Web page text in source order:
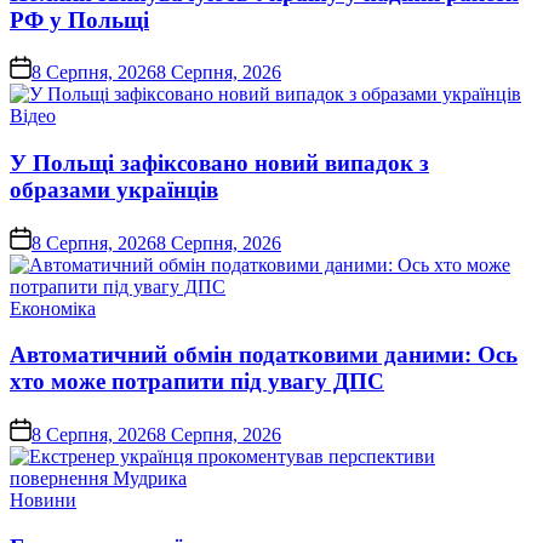
РФ у Польщі
on8 Серпня, 20268 Серпня, 2026
Опублікувати
Відео
У Польщі зафіксовано новий випадок з
образами українців
on8 Серпня, 20268 Серпня, 2026
Опублікувати
Економіка
Автоматичний обмін податковими даними: Ось
хто може потрапити під увагу ДПС
on8 Серпня, 20268 Серпня, 2026
Опублікувати
Новини